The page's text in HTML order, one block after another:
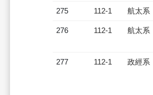
275 112-1 航太系
276 112-1 航太系
277 112-1 政經系